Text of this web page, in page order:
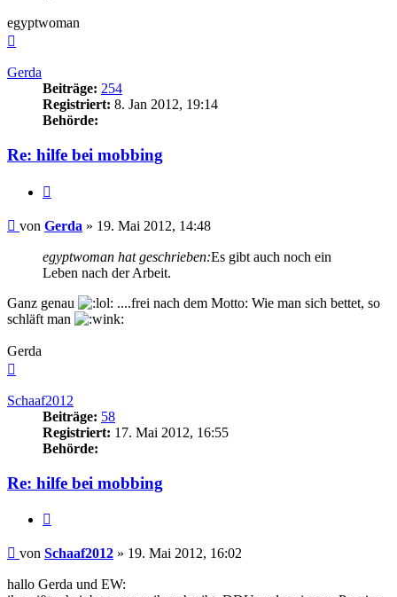
egyptwoman
Gerda
Beiträge: 254
Registriert: 8. Jan 2012, 19:14
Behörde:
Re: hilfe bei mobbing
Beitrag
von Gerda » 19. Mai 2012, 14:48
egyptwoman hat geschrieben:Es gibt auch noch ein
Leben nach der Arbeit.
Ganz genau
....frei nach dem Motto: Wie man sich bettet, so
schläft man
Gerda
Schaaf2012
Beiträge: 58
Registriert: 17. Mai 2012, 16:55
Behörde:
Re: hilfe bei mobbing
Beitrag
von Schaaf2012 » 19. Mai 2012, 16:02
hallo Gerda und EW: